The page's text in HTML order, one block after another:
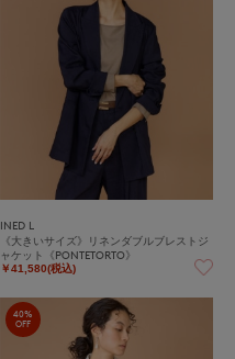
INED L
《大きいサイズ》リネンダブルブレストジ
ャケット《PONTETORTO》
￥41,580(税込)
40%
OFF